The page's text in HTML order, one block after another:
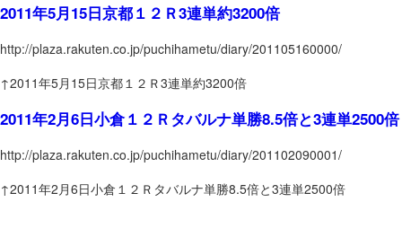
2011年5月15日京都１２Ｒ3連単約3200倍
http://plaza.rakuten.co.jp/puchihametu/diary/201105160000/
↑2011年5月15日京都１２Ｒ3連単約3200倍
2011年2月6日小倉１２Ｒタバルナ単勝8.5倍と3連単2500倍
http://plaza.rakuten.co.jp/puchihametu/diary/201102090001/
↑2011年2月6日小倉１２Ｒタバルナ単勝8.5倍と3連単2500倍